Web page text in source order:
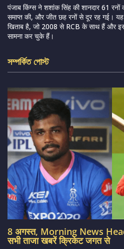
पंजाब किंग्स ने शशांक सिंह की शानदार 61 रनों
समाप्त की, और जीत छह रनों से दूर रह गई।
खिताब है, जो 2008 से RCB के साथ हैं और
सामना कर चुके हैं।
সম্পর্কিত পোস্ট
8 अगस्त, Morning News
सभी ताजा खबरें क्रिकेट जगत से